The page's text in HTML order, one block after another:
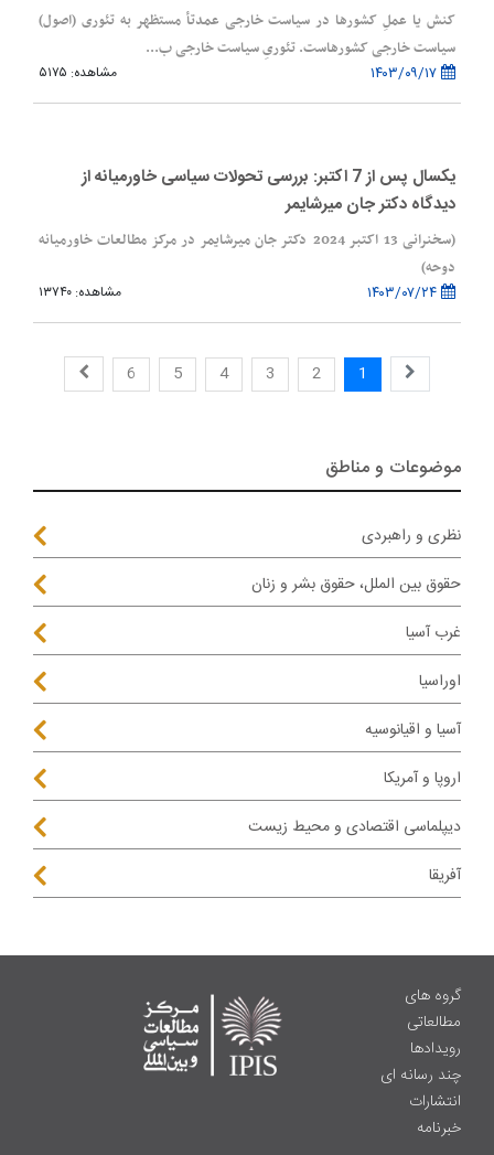
کنش یا عملِ کشورها در سیاست خارجی عمدتأ مستظهر به تئوری (اصول)
سیاست خارجی کشورهاست. تئوریِ سیاست خارجی ب...
مشاهده: ۵۱۷۵
یکسال پس از 7 اکتبر: بررسی تحولات سیاسی خاورمیانه از
دیدگاه دکتر جان میرشایمر
(سخنرانی 13 اکتبر 2024 دکتر جان میرشایمر در مرکز مطالعات خاورمیانه
دوحه)
مشاهده: ۱۳۷۴۰
1
2
3
4
5
6
موضوعات و مناطق
نظری و راهبردی
حقوق بین الملل، حقوق بشر و زنان
غرب آسیا
اوراسیا
آسیا و اقیانوسیه
اروپا و آمریکا
دیپلماسی اقتصادی و محیط زیست
آفریقا
گروه های
مطالعاتی
رویدادها
چند رسانه ای
انتشارات
خبرنامه